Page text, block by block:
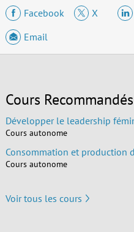
Facebook
X
Email
Cours Recommandés
Développer le leadership
Cours autonome
Consommation et production
Cours autonome
Voir tous les cours